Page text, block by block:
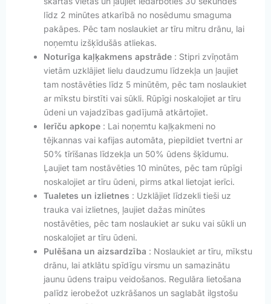
līdz 2 minūtes atkarībā no nosēdumu smaguma
pakāpes. Pēc tam noslaukiet ar tīru mitru drānu, lai
noņemtu izšķīdušās atliekas.
Noturīga kaļķakmens apstrāde : Stipri zvīņotām
vietām uzklājiet lielu daudzumu līdzekļa un ļaujiet
tam nostāvēties līdz 5 minūtēm, pēc tam noslaukiet
ar mīkstu birstīti vai sūkli. Rūpīgi noskalojiet ar tīru
ūdeni un vajadzības gadījumā atkārtojiet.
Ierīču apkope : Lai noņemtu kaļķakmeni no
tējkannas vai kafijas automāta, piepildiet tvertni ar
50% tīrīšanas līdzekļa un 50% ūdens šķīdumu.
Ļaujiet tam nostāvēties 10 minūtes, pēc tam rūpīgi
noskalojiet ar tīru ūdeni, pirms atkal lietojat ierīci.
Tualetes un izlietnes : Uzklājiet līdzekli tieši uz
trauka vai izlietnes, ļaujiet dažas minūtes
nostāvēties, pēc tam noslaukiet ar suku vai sūkli un
noskalojiet ar tīru ūdeni.
Pulēšana un aizsardzība : Noslaukiet ar tīru, mīkstu
drānu, lai atklātu spīdīgu virsmu un samazinātu
jaunu ūdens traipu veidošanos. Regulāra lietošana
palīdz ierobežot uzkrāšanos un saglabāt ilgstošu